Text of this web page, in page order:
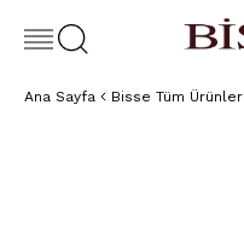
Ana Sayfa Bisse Tüm Ürünler